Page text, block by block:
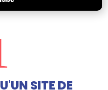
SITE DE